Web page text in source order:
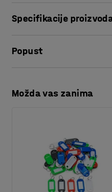
otporni na ulja, maziva i
skladišta.
Specifikacije
Promjer kotača
Tip kotača
Okretni kotači
Vrste ležaja: Kuglični ležajevi
Procjena vremena: 5 Min
kg
Popust
Preuzmite upute za
Možda vas zanima